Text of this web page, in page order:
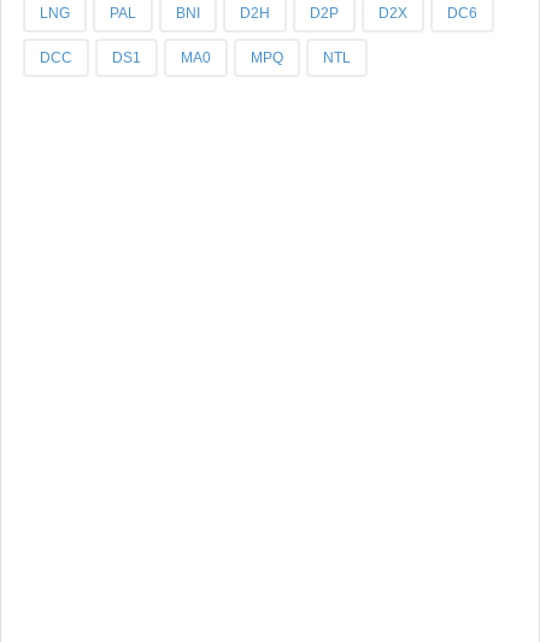
LNG PAL BNI D2H D2P D2X DC6
DCC DS1 MA0 MPQ NTL